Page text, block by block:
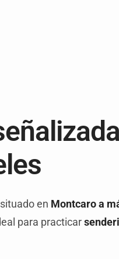
en Montcaro a
para practicar